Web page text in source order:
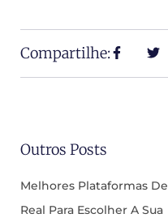
Compartilhe:
Outros Posts
Melhores Plataformas
Real Para Escolher A Sua